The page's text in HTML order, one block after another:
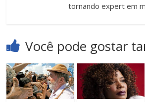
tornando expert em
Você pode gostar